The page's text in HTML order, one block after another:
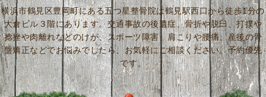
横浜市鶴見区豊岡町にある五つ星整骨院は鶴見駅西口から徒歩1分の
大倉ビル３階にあります。交通事故の後遺症、骨折や脱臼、打撲や
捻挫や肉離れなどのけが、スポーツ障害、肩こりや腰痛、産後の骨
盤矯正などでお悩みでしたら、お気軽にご相談ください。予約優先
です。